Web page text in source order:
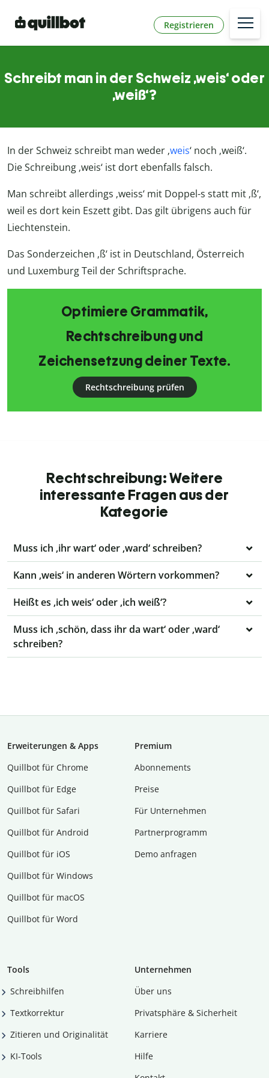
Registrieren
Schreibt man in der Schweiz ‚weis‘ oder
‚weiß‘?
In der Schweiz schreibt man weder ‚weis‘ noch ‚weiß‘.
Die Schreibung ‚weis‘ ist dort ebenfalls falsch.
Man schreibt allerdings ‚weiss‘ mit Doppel-s statt mit ‚ß‘,
weil es dort kein Eszett gibt. Das gilt übrigens auch für
Liechtenstein.
Das Sonderzeichen ‚ß‘ ist in Deutschland, Österreich
und Luxemburg Teil der Schriftsprache.
Optimiere Grammatik,
Rechtschreibung und
Zeichensetzung deiner Texte.
Rechtschreibung prüfen
Rechtschreibung: Weitere
interessante Fragen aus der
Kategorie
Muss ich ‚ihr wart‘ oder ‚ward‘ schreiben?
Kann ‚weis‘ in anderen Wörtern vorkommen?
Heißt es ‚ich weis‘ oder ‚ich weiß‘?
Muss ich ‚schön, dass ihr da wart‘ oder ‚ward‘
schreiben?
Erweiterungen & Apps
Quillbot für Chrome
Quillbot für Edge
Quillbot für Safari
Quillbot für Android
Quillbot für iOS
Quillbot für Windows
Quillbot für macOS
Quillbot für Word
Premium
Abon­ne­ments
Preise
Für Unternehmen
Partnerprogramm
Demo anfragen
Tools
Schreibhilfen
Textkorrektur
Zitieren und Originalität
KI-Tools
Unternehmen
Über uns
Privatsphäre & Sicherheit
Karriere
Hilfe